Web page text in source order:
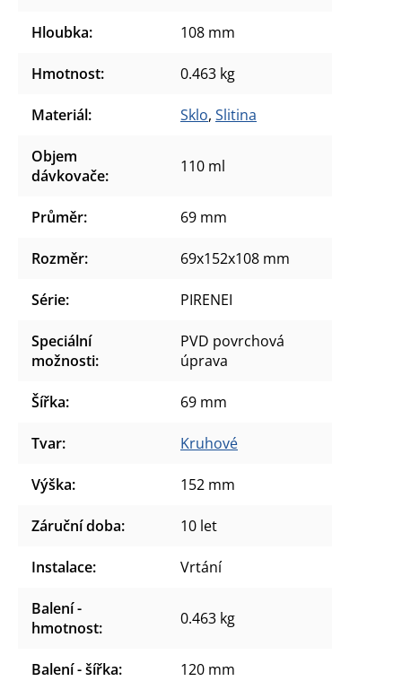
Hloubka: 108 mm
Hmotnost: 0.463 kg
Materiál: Sklo, Slitina
Objem
dávkovače: 110 ml
Průměr: 69 mm
Rozměr: 69x152x108 mm
Série: PIRENEI
Speciální
možnosti:
PVD povrchová
úprava
Šířka: 69 mm
Tvar: Kruhové
Výška: 152 mm
Záruční doba: 10 let
Instalace: Vrtání
Balení -
hmotnost: 0.463 kg
Balení - šířka: 120 mm